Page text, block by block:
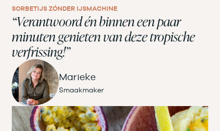
SORBETIJS ZÓNDER IJSMACHINE
“Verantwoord én binnen een paar
minuten genieten van deze tropische
verfrissing!”
Marieke
Smaakmaker